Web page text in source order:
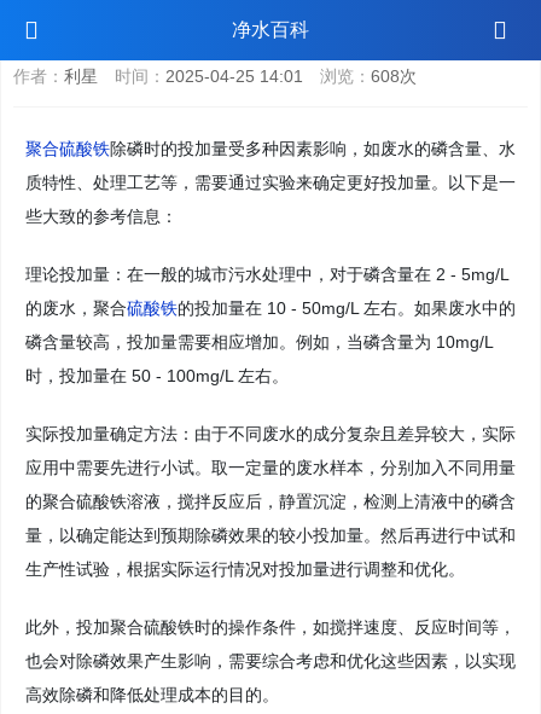
净水百科
聚合硫酸铁除磷投加量
作者： 利星 时间： 2025-04-25 14:01 浏览： 608次
聚合硫酸铁除磷时的投加量受多种因素影响，如废水的磷含量、水
质特性、处理工艺等，需要通过实验来确定更好投加量。以下是一
些大致的参考信息：
理论投加量：在一般的城市污水处理中，对于磷含量在 2 - 5mg/L
的废水，聚合硫酸铁的投加量在 10 - 50mg/L 左右。如果废水中的
磷含量较高，投加量需要相应增加。例如，当磷含量为 10mg/L
时，投加量在 50 - 100mg/L 左右。
实际投加量确定方法：由于不同废水的成分复杂且差异较大，实际
应用中需要先进行小试。取一定量的废水样本，分别加入不同用量
的聚合硫酸铁溶液，搅拌反应后，静置沉淀，检测上清液中的磷含
量，以确定能达到预期除磷效果的较小投加量。然后再进行中试和
生产性试验，根据实际运行情况对投加量进行调整和优化。
此外，投加聚合硫酸铁时的操作条件，如搅拌速度、反应时间等，
也会对除磷效果产生影响，需要综合考虑和优化这些因素，以实现
高效除磷和降低处理成本的目的。